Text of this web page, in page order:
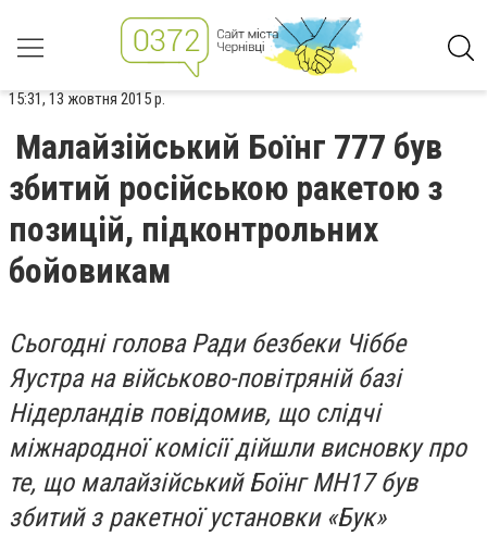
15:31, 13 жовтня 2015 р.
Малайзійський Боїнг 777 був
збитий російською ракетою з
позицій, підконтрольних
бойовикам
Сьогодні голова Ради безбеки Чіббе
Яустра на військово-повітряній базі
Нідерландів повідомив, що слідчі
міжнародної комісії дійшли висновку про
те, що малайзійський Боїнг МН17 був
збитий з ракетної установки «Бук»